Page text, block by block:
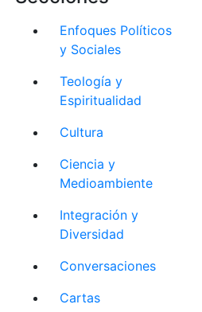
Enfoques Políticos
y Sociales
Teología y
Espiritualidad
Cultura
Ciencia y
Medioambiente
Integración y
Diversidad
Conversaciones
Cartas